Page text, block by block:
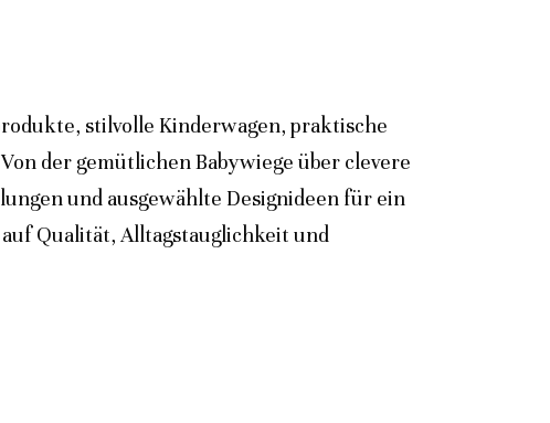
stilvolle Kinderwagen, praktische
der gemütlichen Babywiege über clevere
und ausgewählte Designideen für ein
Qualität, Alltagstauglichkeit und